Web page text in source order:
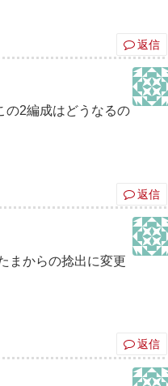
返信
の2編成はどうなるの
返信
まからの捻出に変更
返信